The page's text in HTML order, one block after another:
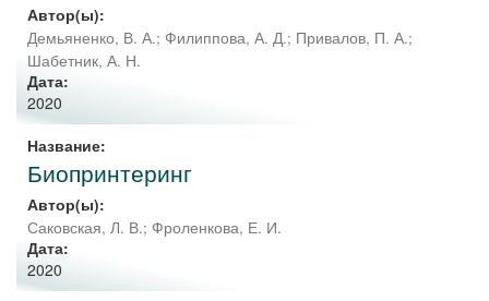
Автор(ы):
Демьяненко, В. А.; Филиппова, А. Д.; Привалов, П. А.;
Шабетник, А. Н.
Дата:
2020
Название:
Биопринтеринг
Автор(ы):
Саковская, Л. В.; Фроленкова, Е. И.
Дата:
2020